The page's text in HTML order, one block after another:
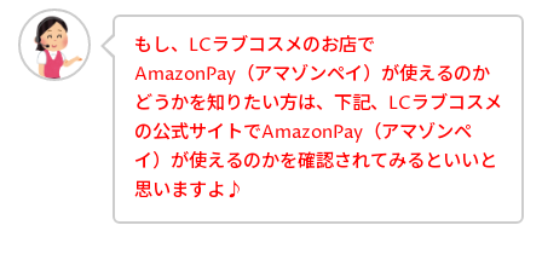
もし、LCラブコスメのお店で
AmazonPay（アマゾンペイ）が使えるのか
どうかを知りたい方は、下記、LCラブコスメ
の公式サイトでAmazonPay（アマゾンペ
イ）が使えるのかを確認されてみるといいと
思いますよ♪